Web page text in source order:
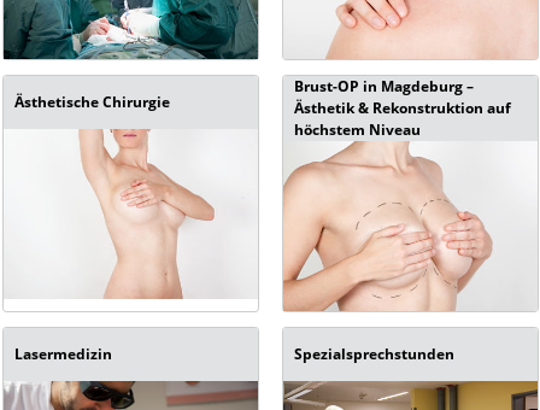
Ästhetische Chirurgie
Brust-OP in Magdeburg –
Ästhetik & Rekonstruktion auf
höchstem Niveau
Lasermedizin Spezialsprechstunden